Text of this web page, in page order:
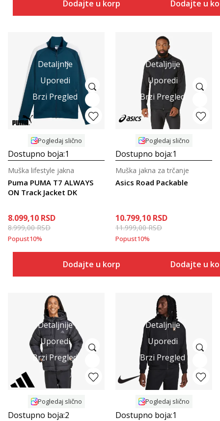
Dodajte u korpu Dodajte u
Detaljnije
Uporedi
Brzi Pregled
Pogledaj slično
Dostupno boja:1
Puma PUMA T7 ALWAYS
ON Track Jacket DK
Muška lifestyle jakna
8.099,10 RSD
8.999,00RSD
Popust10%
Dodajte u korpu
Detaljnije
Uporedi
Brzi Pregled
Pogledaj slično
Dostupno boja:1
Asics Road Packable
Muška jakna za trčanje
10.799,10 RSD
11.999,00RSD
Popust10%
Dodajte u
Detaljnije
Uporedi
Brzi Pregled
Pogledaj slično
Dostupno boja:2
Detaljnije
Uporedi
Brzi Pregled
Pogledaj slično
Dostupno boja:1